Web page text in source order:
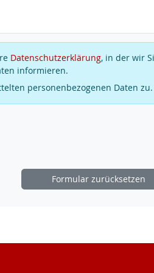
Datenschutzerklärung, in der wir
informieren.
personenbezogenen Daten zu.
Formular zurücksetzen